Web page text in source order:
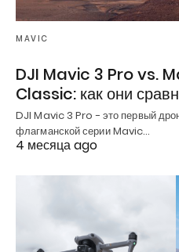
MAVIC
DJI Mavic 3 Pro vs.
Classic: как они
DJI Mavic 3 Pro - это первый
флагманской серии Mavic…
4 месяца ago